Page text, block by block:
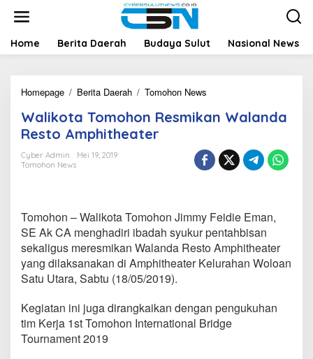
t
Home Berita Daerah Budaya Sulut Nasional News
Homepage / Berita Daerah / Tomohon News
l
o
t
m
o
h
o
n
s
m
i
Walikota Tomohon Resmikan Walanda
Resto Amphitheater
Cyber Admin
Mei 19, 2019
Tomohon News
Tomohon – Walikota Tomohon Jimmy Feidie Eman,
SE Ak CA menghadiri ibadah syukur pentahbisan
sekaligus meresmikan Walanda Resto Amphitheater
yang dilaksanakan di Amphitheater Kelurahan Woloan
Satu Utara, Sabtu (18/05/2019).
Kegiatan ini juga dirangkaikan dengan pengukuhan
tim Kerja 1st Tomohon International Bridge
Tournament 2019